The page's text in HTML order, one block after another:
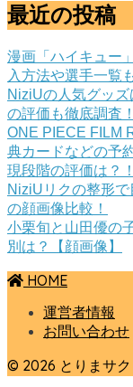
最近の投稿
漫画「ハイキュー
入方法や選手一覧
NiziUの人気グッ
の評価も徹底調査！
ONE PIECE FILM
典カードなどの予
現段階の評価は？！
NiziUリクの整形
の顔画像比較！
小栗旬と山田優の
別は？【顔画像】
HOME
運営者情報
お問い合わせ
© 2026 とりまサ